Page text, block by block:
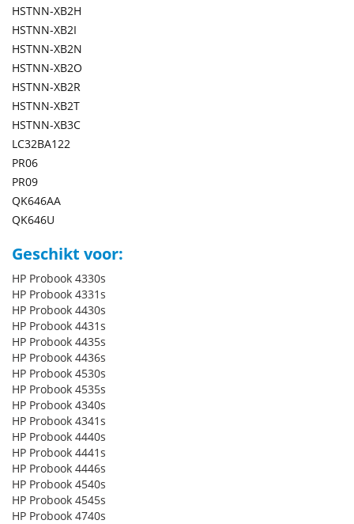
HSTNN-XB2H
HSTNN-XB2I
HSTNN-XB2N
HSTNN-XB2O
HSTNN-XB2R
HSTNN-XB2T
HSTNN-XB3C
LC32BA122
PR06
PR09
QK646AA
QK646U
Geschikt voor:
HP Probook 4330s
HP Probook 4331s
HP Probook 4430s
HP Probook 4431s
HP Probook 4435s
HP Probook 4436s
HP Probook 4530s
HP Probook 4535s
HP Probook 4340s
HP Probook 4341s
HP Probook 4440s
HP Probook 4441s
HP Probook 4446s
HP Probook 4540s
HP Probook 4545s
HP Probook 4740s